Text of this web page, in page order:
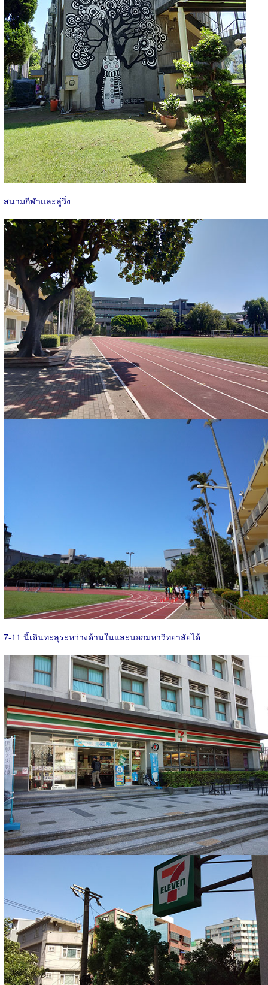
สนามกีฬาและลู่วิ่ง
7-11 นี้เดินทะลุระหว่างด้านในและนอกมหาวิทยาลัยได้